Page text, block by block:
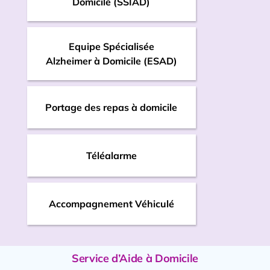
Téléalarme
Accompagnement Véhiculé
Portage des repas à domicile
Equipe Spécialisée
Alzheimer à Domicile (ESAD)
Service d’Aide à Domicile